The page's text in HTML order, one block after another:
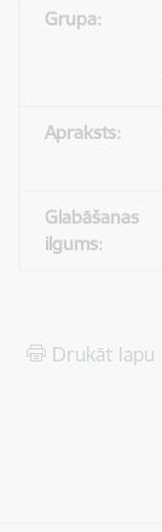
Drukāt lapu